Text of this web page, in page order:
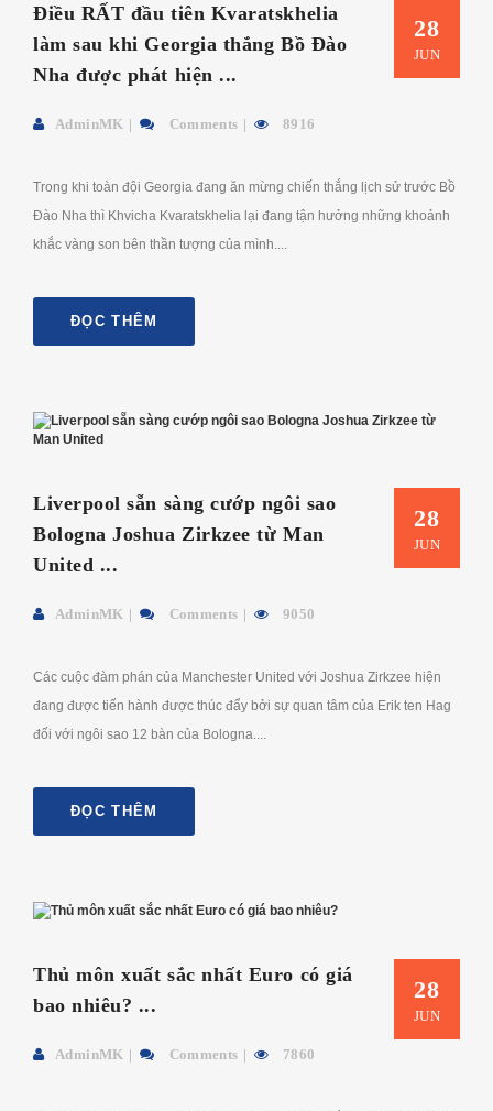
28
JUN
Điều RẤT đầu tiên Kvaratskhelia
làm sau khi Georgia thắng Bồ Đào
Nha được phát hiện ...
AdminMK Comments 8916
Trong khi toàn đội Georgia đang ăn mừng chiến thắng lịch sử trước Bồ
Đào Nha thì Khvicha Kvaratskhelia lại đang tận hưởng những khoảnh
khắc vàng son bên thần tượng của mình....
ĐỌC THÊM
28
JUN
Liverpool sẵn sàng cướp ngôi sao
Bologna Joshua Zirkzee từ Man
United ...
AdminMK Comments 9050
Các cuộc đàm phán của Manchester United với Joshua Zirkzee hiện
đang được tiến hành được thúc đẩy bởi sự quan tâm của Erik ten Hag
đối với ngôi sao 12 bàn của Bologna....
ĐỌC THÊM
28
JUN
Thủ môn xuất sắc nhất Euro có giá
bao nhiêu? ...
AdminMK Comments 7860